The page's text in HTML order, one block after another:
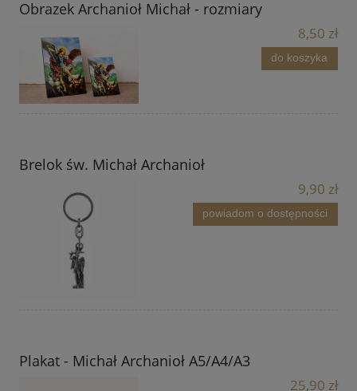
Obrazek Archanioł Michał - rozmiary
8,50 zł
do koszyka
Brelok św. Michał Archanioł
9,90 zł
powiadom o dostępności
Plakat - Michał Archanioł A5/A4/A3
25,90 zł